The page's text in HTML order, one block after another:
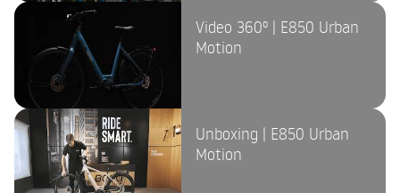
Video 360º | E850 Urban
Motion
Unboxing | E850 Urban
Motion